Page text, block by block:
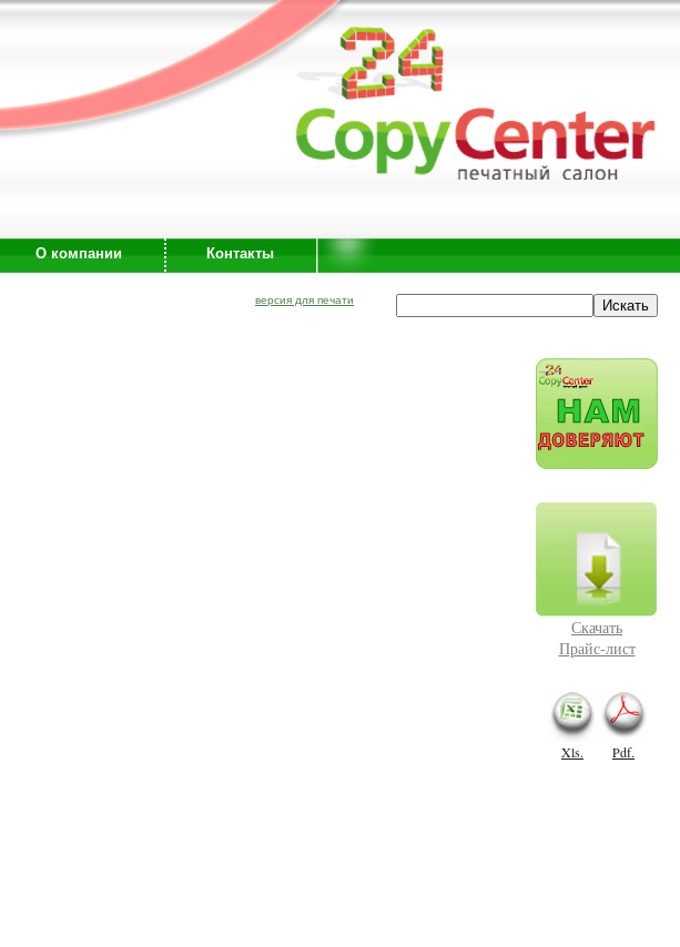
версия для печати
О компании Контакты
Скачать
Прайс-лист
Xls. Pdf.